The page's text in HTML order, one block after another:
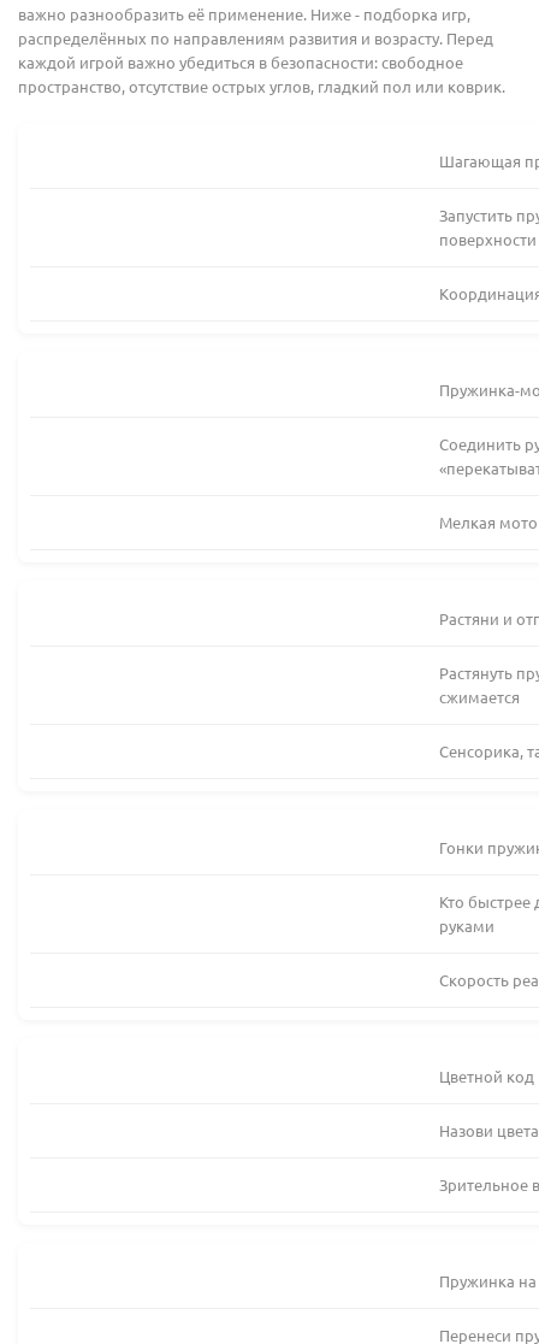
важно разнообразить её применение. Ниже - подборка игр,
распределённых по направлениям развития и возрасту. Перед
каждой игрой важно убедиться в безопасности: свободное
пространство, отсутствие острых углов, гладкий пол или коврик.
Шагающая
Запустить
поверхности
Пружинка-
Соединить
Мелкая
Растяни и
Растянуть
сжимается
Сенсорика,
Гонки
Кто быстрее
руками
Скорость
Цветной код
Назови
Зрительное
Пружинка на
Перенеси